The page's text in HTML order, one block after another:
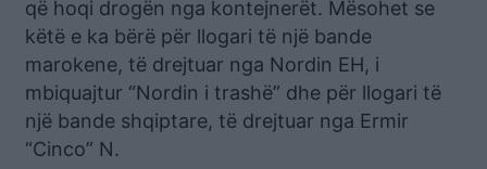
që hoqi drogën nga kontejnerët. Mësohet se
këtë e ka bërë për llogari të një bande
marokene, të drejtuar nga Nordin EH, i
mbiquajtur “Nordin i trashë” dhe për llogari të
një bande shqiptare, të drejtuar nga Ermir
“Cinco” N.